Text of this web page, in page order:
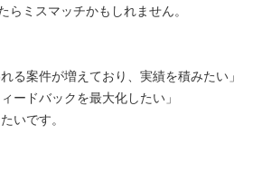
ミスマッチかもしれません。
る案件が増えており、実績を積みたい」
ードバックを最大化したい」
いです。